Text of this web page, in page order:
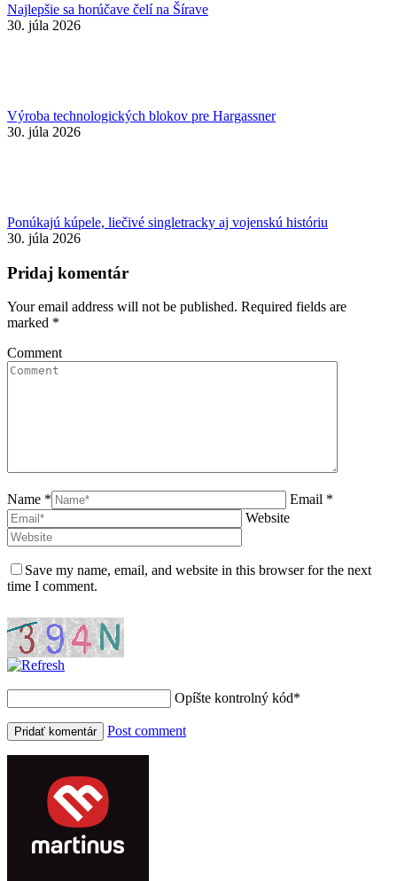
Najlepšie sa horúčave čelí na Šírave
30. júla 2026
Výroba technologických blokov pre Hargassner
30. júla 2026
Ponúkajú kúpele, liečivé singletracky aj vojenskú históriu
30. júla 2026
Pridaj komentár
Your email address will not be published. Required fields are
marked *
Comment
Name *
Email *
Website
Save my name, email, and website in this browser for the next
time I comment.
Opíšte kontrolný kód*
Post comment